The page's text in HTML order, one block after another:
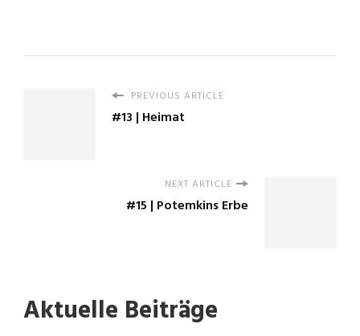
PREVIOUS ARTICLE
#13 | Heimat
NEXT ARTICLE
#15 | Potemkins Erbe
Aktuelle Beiträge